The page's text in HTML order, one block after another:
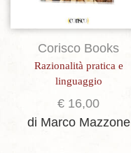
Corisco Books
Razionalità pratica e
linguaggio
€ 16,00
di Marco Mazzone